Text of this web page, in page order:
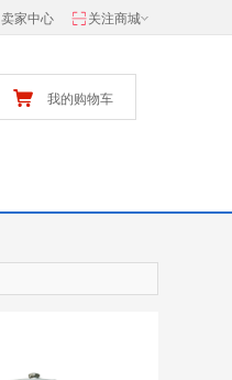
卖家中心 关注商城
我的购物车